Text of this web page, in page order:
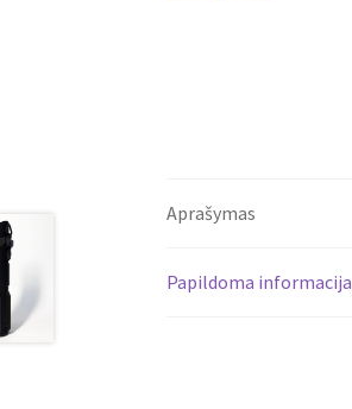
Aprašymas
Papildoma informacija